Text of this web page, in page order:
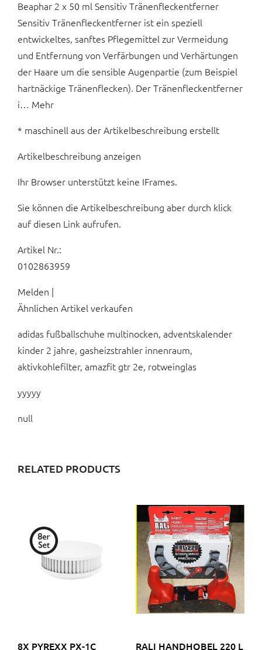
Beaphar 2 x 50 ml Sensitiv Tränenfleckentferner
Sensitiv Tränenfleckentferner ist ein speziell
entwickeltes, sanftes Pflegemittel zur Vermeidung
und Entfernung von Verfärbungen und Verhärtungen
der Haare um die sensible Augenpartie (zum Beispiel
hartnäckige Tränenflecken). Der Tränenfleckentferner
i… Mehr
* maschinell aus der Artikelbeschreibung erstellt
Artikelbeschreibung anzeigen
Ihr Browser unterstützt keine IFrames.
Sie können die Artikelbeschreibung aber durch klick
auf diesen Link aufrufen.
Artikel Nr.:
0102863959
Melden |
Ähnlichen Artikel verkaufen
adidas fußballschuhe multinocken, adventskalender
kinder 2 jahre, gasheizstrahler innenraum,
aktivkohlefilter, amazfit gtr 2e, rotweinglas
yyyyy
null
RELATED PRODUCTS
8X PYREXX PX-1C
RALI HANDHOBEL 220 L